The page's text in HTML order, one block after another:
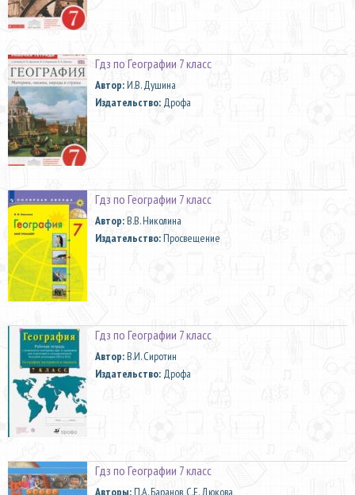
Гдз по Географии 7 класс
Автор: И.В. Душина
Издательство: Дрофа
Гдз по Географии 7 класс
Автор:В.В. Николина
Издательство:Просвещение
Гдз по Географии 7 класс
Автор:В.И. Сиротин
Издательство: Дрофа
Гдз по Географии 7 класс
Aвторы:П.А. Баранов, С.Е. Дюкова,